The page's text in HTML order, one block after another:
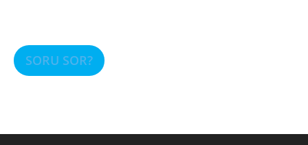
SORU SOR?